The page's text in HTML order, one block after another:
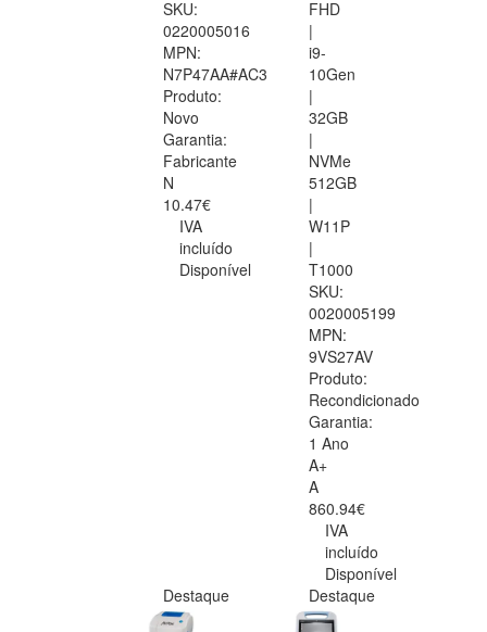
SKU:
0220005016
MPN:
N7P47AA#AC3
Produto:
Novo
Garantia:
Fabricante
N
10.47€
IVA
incluído
Disponível
FHD
|
i9-
10Gen
|
32GB
|
NVMe
512GB
|
W11P
|
T1000
SKU:
0020005199
MPN:
9VS27AV
Produto:
Recondicionado
Garantia:
1 Ano
A+
A
860.94€
IVA
incluído
Disponível
Destaque
Destaque